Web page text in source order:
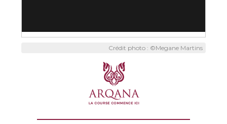
Crédit photo : ©Megane Martins